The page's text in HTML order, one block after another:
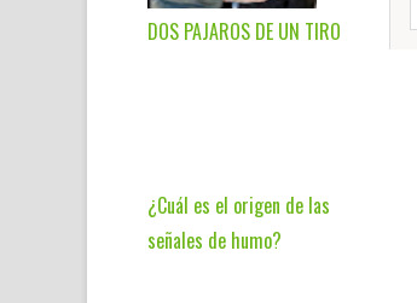
DOS PAJAROS DE UN TIRO
¿Cuál es el origen de las
señales de humo?